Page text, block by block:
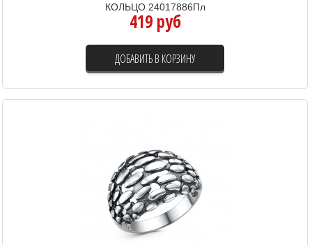
КОЛЬЦО 24017886Пл
419 руб
ДОБАВИТЬ В КОРЗИНУ